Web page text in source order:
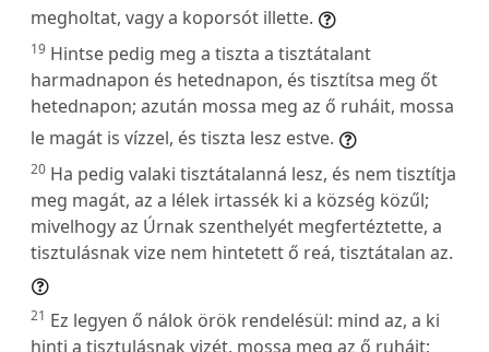
megholtat, vagy a koporsót illette.
19 Hintse pedig meg a tiszta a tisztátalant
harmadnapon és hetednapon, és tisztítsa meg őt
hetednapon; azután mossa meg az ő ruháit, mossa
le magát is vízzel, és tiszta lesz estve.
20 Ha pedig valaki tisztátalanná lesz, és nem tisztítja
meg magát, az a lélek irtassék ki a község közűl;
mivelhogy az Úrnak szenthelyét megfertéztette, a
tisztulásnak vize nem hintetett ő reá, tisztátalan az.
21 Ez legyen ő nálok örök rendelésül: mind az, a ki
hinti a tisztulásnak vizét, mossa meg az ő ruháit;